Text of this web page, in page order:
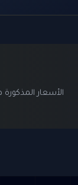
الأسعار